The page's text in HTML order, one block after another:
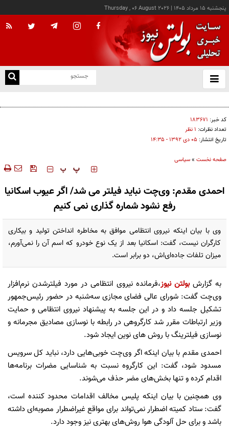
پنجشنبه ۱۵ مرداد ۱۴۰۵ |
Thursday , 06 August 2026
باز
و
کد خبر: ۱۸۳۶۷۱
تعداد نظرات: ۱ نظر
تاریخ انتشار: ۰۵ دی ۱۳۹۲ - ۱۴:۳۵
صفحه نخست »سیاسی
‍‍‍ پ پ
احمدی مقدم: وی‌چت نباید فیلتر می شد/ اگر عیوب اسکانیا
رفع نشود شماره گذاری نمی کنیم
وی با بیان اینکه نیروی انتظامی موافق به مخاطره انداختن تولید و بیکاری
کارگران نیست، گفت: اسکانیا بعد از یک نوع خودرو که اسم آن را نمی‌آورم،
میزان تلفات جاده‌ای‌اش، دو برابر است.
به گزارشبولتن نیوز،فرمانده نیروی انتظامی در مورد فیلترشدن نرم‌افزار
وی‌چت گفت: شورای عالی فضای مجازی سه‌شنبه در حضور رئیس‌جمهور
تشکیل جلسه داد و در این جلسه به پیشنهاد نیروی انتظامی و حمایت
وزیر ارتباطات مقرر شد کارگروهی در رابطه با نوسازی مصادیق مجرمانه و
نوسازی فیلترینگ با روش های نوین ایجاد شود.
احمدی مقدم با بیان اینکه اگر وی‌چت خوبی‌هایی دارد، نباید کل سرویس
مسدود شود، گفت: این کارگروه نسبت به شناسایی مضرات برنامه‌ها
اقدام کرده و تنها بخش‌های مضر حذف می‌شوند.
وی همچنین با بیان اینکه پلیس مخالف اقدامات محدود کننده است،
گفت: ستاد کمیته اضطرار نمی‌تواند برای مواقع غیراضطرار مصوبه‌ای داشته
باشد و برای حل آلودگی هوا روش‌های بهتری نیز وجود دارد.